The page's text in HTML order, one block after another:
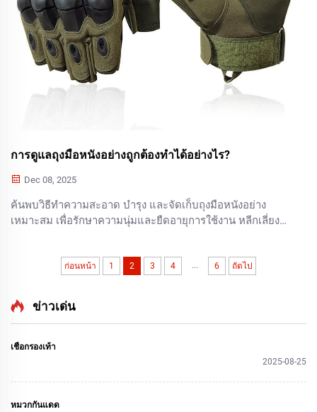
การดูแลถุงมือหนังอย่างถูกต้องทำได้อย่างไร?
Dec 08, 2025
ค้นพบวิธีทำความสะอาด บำรุง และจัดเก็บถุงมือหนังอย่าง
เหมาะสม เพื่อรักษาความนุ่มและยืดอายุการใช้งาน หลีกเลี่ยง
ก่อนหน้า 1 2 3 4 ... 6 ถัดไป
ข่าวเด่น
เชือกรองเท้า
2025-08-25
หมวกกันแดด